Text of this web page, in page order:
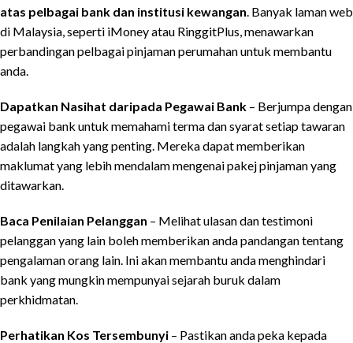
atas pelbagai bank dan institusi kewangan . Banyak laman web
di Malaysia, seperti iMoney atau RinggitPlus, menawarkan
perbandingan pelbagai pinjaman perumahan untuk membantu
anda.
Dapatkan Nasihat daripada Pegawai Bank – Berjumpa dengan
pegawai bank untuk memahami terma dan syarat setiap tawaran
adalah langkah yang penting. Mereka dapat memberikan
maklumat yang lebih mendalam mengenai pakej pinjaman yang
ditawarkan.
Baca Penilaian Pelanggan – Melihat ulasan dan testimoni
pelanggan yang lain boleh memberikan anda pandangan tentang
pengalaman orang lain. Ini akan membantu anda menghindari
bank yang mungkin mempunyai sejarah buruk dalam
perkhidmatan.
Perhatikan Kos Tersembunyi – Pastikan anda peka kepada